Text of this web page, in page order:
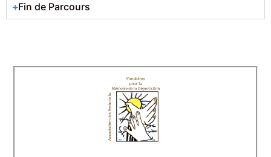
Fin de Parcours